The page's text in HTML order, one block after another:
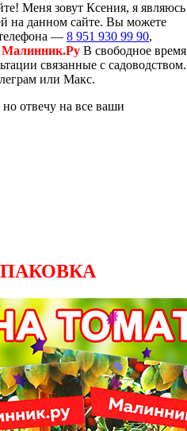
Меня зовут Ксения, я являюсь
на данном сайте. Вы можете
— 8 951 930 99 90,
В свободное время
связанные с садоводством.
или Макс.
отвечу на все ваши